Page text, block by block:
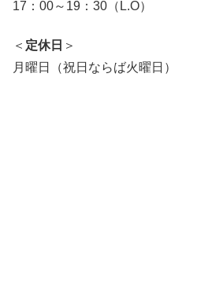
17：00～19：30（L.O）
＜ 定休日 ＞
月曜日（祝日ならば火曜日）